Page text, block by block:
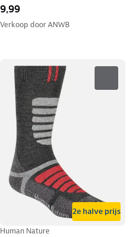
9,99
Verkoop doorANWB
2e halve prijs
Human Nature